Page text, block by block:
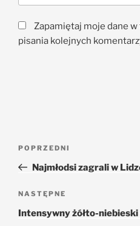
Zapamiętaj moje dane
pisania kolejnych
POPRZEDNI
Najmłodsi zagrali w
NASTĘPNE
Intensywny żółto-niebieski